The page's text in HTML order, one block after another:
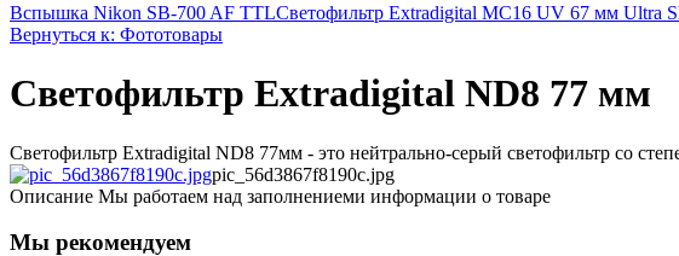
Вспышка Nikon SB-700 AF TTLСветофильтр Extradigital MC16 UV 67 мм Ultra
Вернуться к: Фототовары
Светофильтр Extradigital ND8 77 мм
Светофильтр Extradigital ND8 77мм - это нейтрально-серый светофильтр со
pic_56d3867f8190c.jpg
Описание Мы работаем над заполнениеми информации о товаре
Мы рекомендуем